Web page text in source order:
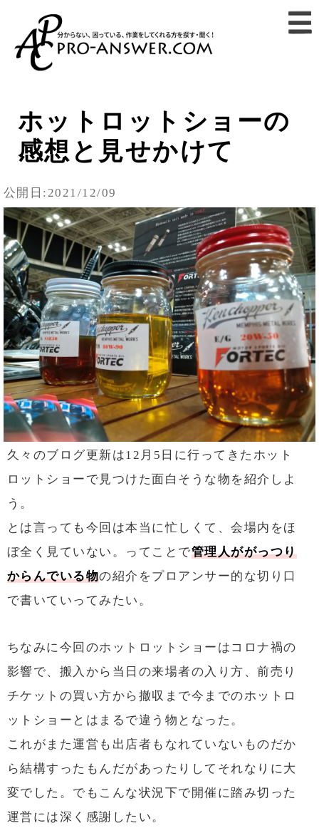
ホットロットショーの
感想と見せかけて
公開日:2021/12/09
久々のブログ更新は12月5日に行ってきたホット
ロットショーで見つけた面白そうな物を紹介しよ
う。
とは言っても今回は本当に忙しくて、会場内をほ
ぼ全く見ていない。ってことで管理人ががっつり
からんでいる物の紹介をプロアンサー的な切り口
で書いていってみたい。
ちなみに今回のホットロットショーはコロナ禍の
影響で、搬入から当日の来場者の入り方、前売り
チケットの買い方から撤収まで今までのホットロ
ットショーとはまるで違う物となった。
これがまた運営も出店者もなれていないものだか
ら結構すったもんだがあったりしてそれなりに大
変でした。でもこんな状況下で開催に踏み切った
運営には深く感謝したい。